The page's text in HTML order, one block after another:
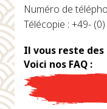
Numéro de
Télécopie : +49-
Il vous reste des
Voici nos FAQ :